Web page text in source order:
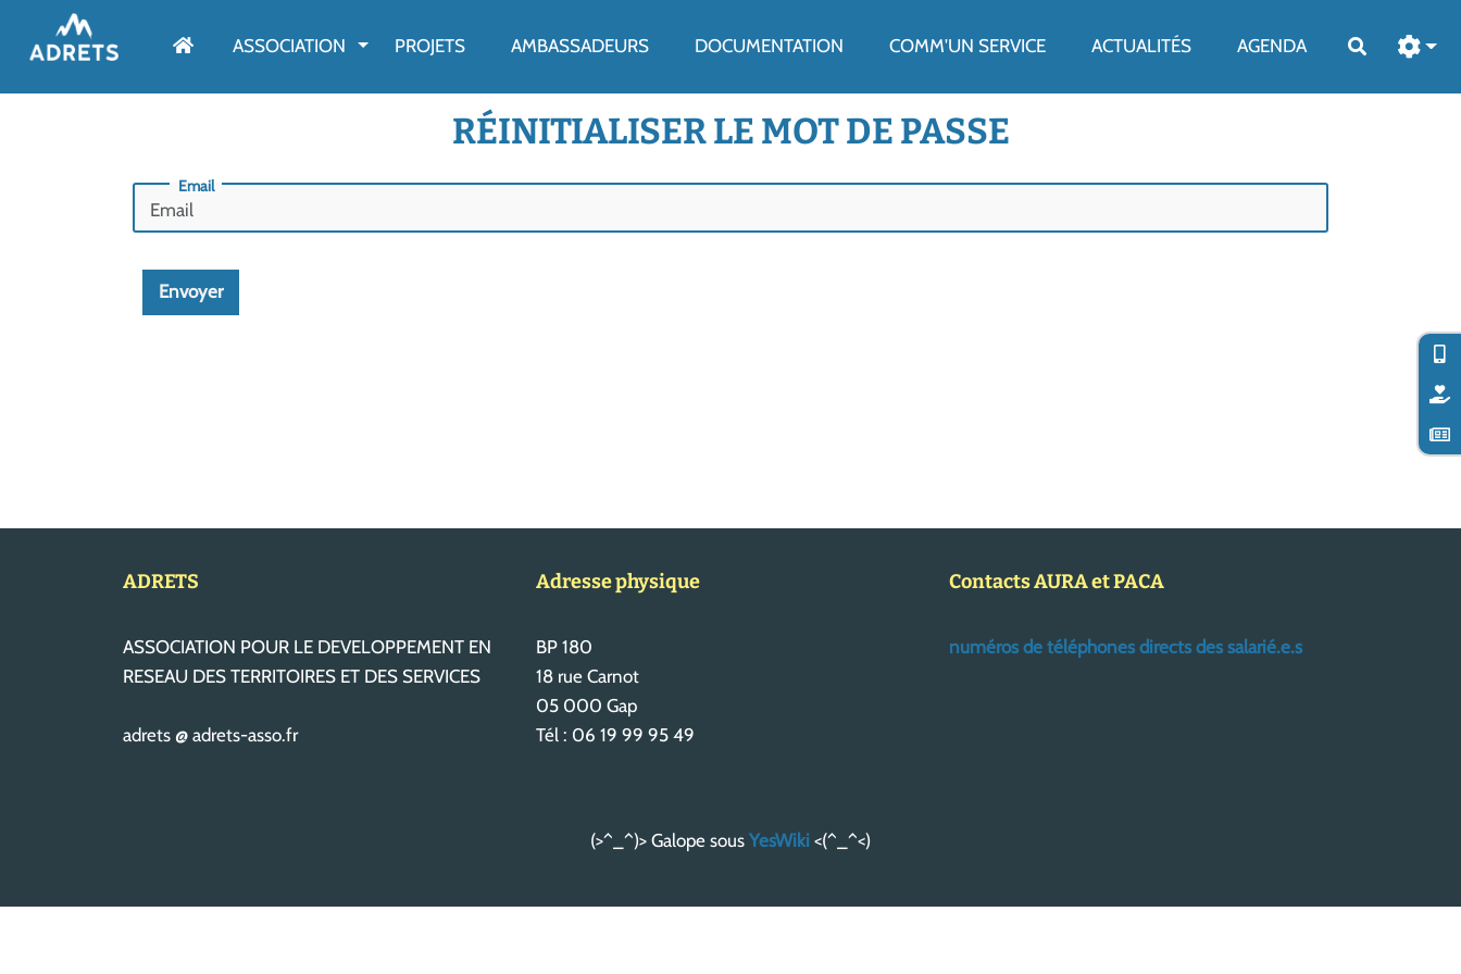
ASSOCIATION AFFICHER LE MENU
PROJETS AMBASSADEURS DOCUMENTATION COMM'UN SERVICE ACTUALITÉS AGENDA Rechercher
RÉINITIALISER LE MOT DE PASSE
Email
Envoyer
ADRETS
ASSOCIATION POUR LE DEVELOPPEMENT EN
RESEAU DES TERRITOIRES ET DES SERVICES
adrets @ adrets-asso.fr
Adresse physique
BP 180
18 rue Carnot
05 000 Gap
Tél : 06 19 99 95 49
Contacts AURA et PACA
numéros de téléphones directs des salarié.e.s
(>^_^)> Galope sous YesWiki <(^_^<)